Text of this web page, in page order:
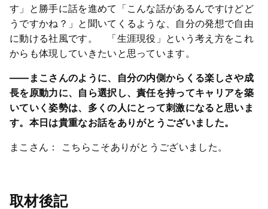
す」と勝手に話を進めて「こんな話があるんですけどど
うですかね？」と聞いてくるような、自分の発想で自由
に動ける社風です。 「生涯現役」という考え方をこれ
からも体現していきたいと思っています。
――まこさんのように、自分の内側からくる楽しさや成
長を原動力に、自ら選択し、責任を持ってキャリアを築
いていく姿勢は、多くの人にとって刺激になると思いま
す。本日は貴重なお話をありがとうございました。
まこさん： こちらこそありがとうございました。
取材後記